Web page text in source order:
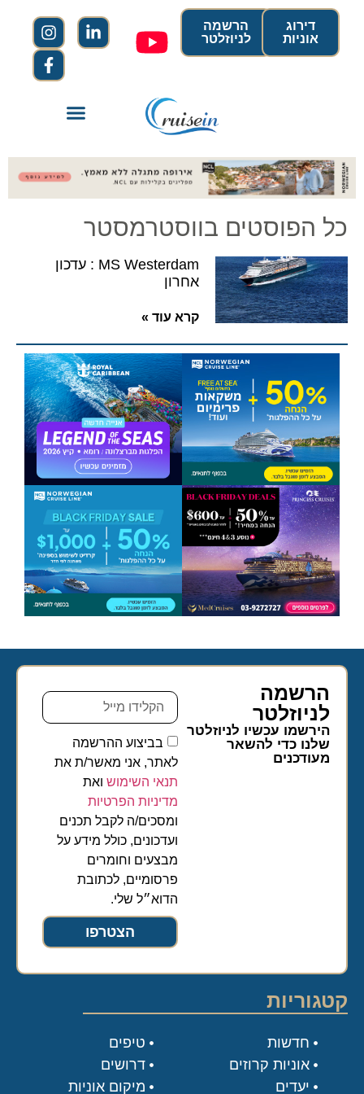
הרשמה
לניוזלטר
דירוג
אוניות
כל הפוסטים בווסטרמסטר
MS Westerdam : עדכון
אחרון
קרא עוד »
הרשמה
לניוזלטר​
הירשמו עכשיו לניוזלטר
שלנו כדי להשאר
מעודכנים
בביצוע ההרשמה
לאתר, אני מאשר/ת את
תנאי השימושואת
מדיניות הפרטיות
ומסכים/ה לקבל תכנים
ועדכונים, כולל מידע על
מבצעים וחומרים
פרסומיים, לכתובת
הדוא״ל שלי.
הצטרפו
קטגוריות
טיפים
דרושים
מיקום אוניות
חדשות
אוניות קרוזים
יעדים